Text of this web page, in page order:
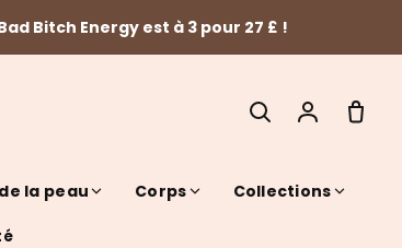
Bitch Energy est à 3 pour 27 £ !
la peau Corps Collections